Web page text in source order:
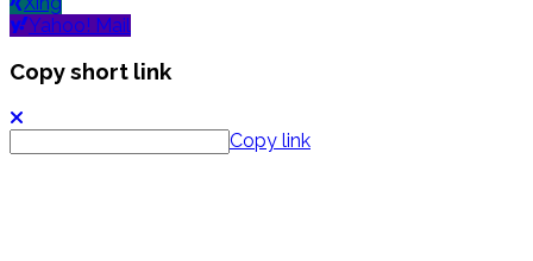
Yahoo! Mail
Copy short link
Copy link